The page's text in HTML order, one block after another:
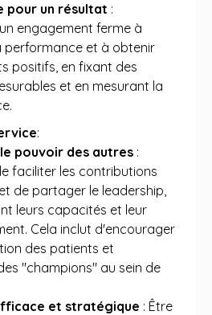
pour un résultat :
engagement ferme à
performance et à obtenir
positifs, en fixant des
et en mesurant la
:
pouvoir des autres :
faciliter les contributions
de partager le leadership,
leurs capacités et leur
Cela inclut d'encourager
des patients et
"champions" au sein de
et stratégique : Être